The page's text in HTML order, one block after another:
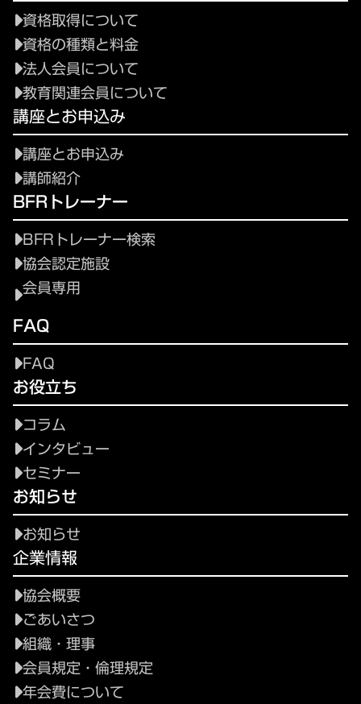
資格取得について
資格の種類と料金
法人会員について
教育関連会員について
講座とお申込み
講座とお申込み
講師紹介
BFRトレーナー
BFRトレーナー検索
協会認定施設
会員専用
FAQ
FAQ
お役立ち
コラム
インタビュー
セミナー
お知らせ
お知らせ
企業情報
協会概要
ごあいさつ
組織・理事
会員規定・倫理規定
年会費について